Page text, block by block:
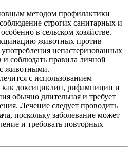
методом профилактики
строгих санитарных и
в сельском хозяйстве.
животных против
употребления непастеризованных
соблюдать правила личной
животными.
с использованием
как доксициклин, рифампицин и
обычно длительная и требует
Лечение следует проводить
поскольку заболевание может
и требовать повторных